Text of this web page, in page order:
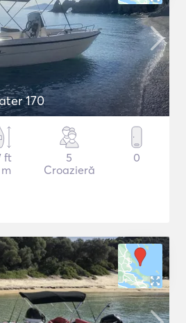
170
ft
5
Croazieră
0